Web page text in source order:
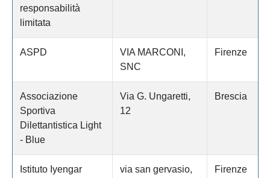
responsabilità
limitata
ASPD
VIA MARCONI,
SNC
Firenze
Associazione
Sportiva
Dilettantistica Light
- Blue
Via G. Ungaretti,
12
Brescia
Istituto Iyengar
via san gervasio,
Firenze